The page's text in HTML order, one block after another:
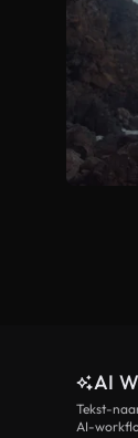
AI
Tekst-
AI-